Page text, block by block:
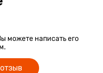
можете написать его